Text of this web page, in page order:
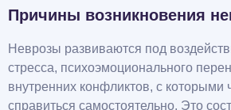
Причины возникновения
Неврозы развиваются под
стресса, психоэмоционального
внутренних конфликтов, с которыми
справиться самостоятельно. Это